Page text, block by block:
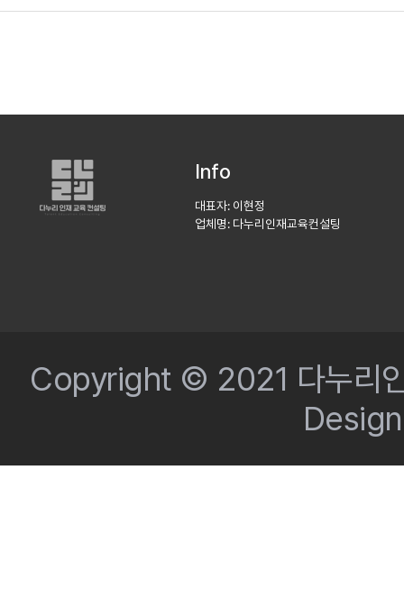
Info
대표자: 이현정
업체명: 다누리인재교육컨설팅
Copyright © 2021 다누리